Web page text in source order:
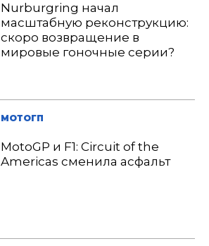
Nurburgring начал
масштабную реконструкцию:
скоро возвращение в
мировые гоночные серии?
МОТОГП
MotoGP и F1: Circuit of the
Americas сменила асфальт